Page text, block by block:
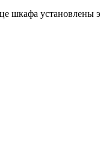
шкафа